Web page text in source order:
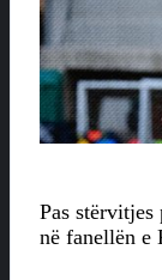
Pas
në fanellën e